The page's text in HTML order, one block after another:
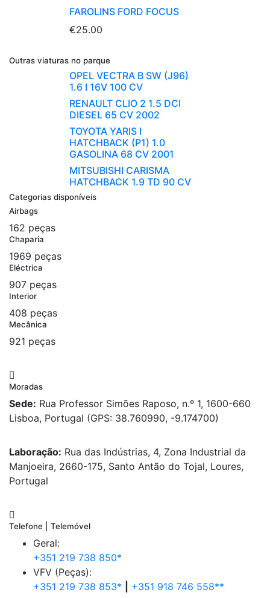
FAROLINS FORD FOCUS
€25.00
Outras viaturas no parque
OPEL VECTRA B SW (J96)
1.6 I 16V 100 CV
RENAULT CLIO 2 1.5 DCI
DIESEL 65 CV 2002
TOYOTA YARIS I
HATCHBACK (P1) 1.0
GASOLINA 68 CV 2001
MITSUBISHI CARISMA
HATCHBACK 1.9 TD 90 CV
Categorias disponíveis
Airbags
162 peças
Chaparia
1969 peças
Eléctrica
907 peças
Interior
408 peças
Mecânica
921 peças
Moradas
Sede: Rua Professor Simões Raposo, n.º 1, 1600-660
Lisboa, Portugal (GPS: 38.760990, -9.174700)
Laboração: Rua das Indústrias, 4, Zona Industrial da
Manjoeira, 2660-175, Santo Antão do Tojal, Loures,
Portugal
Telefone | Telemóvel
Geral:
+351 219 738 850*
VFV (Peças):
+351 219 738 853*
+351 918 746 558**